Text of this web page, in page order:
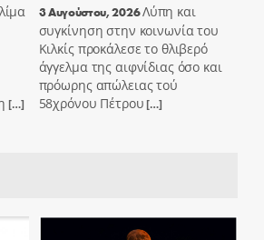
[…]
3 Αυγούστου, 2026Λύπη και
συγκίνηση στην κοινωνία του
Κιλκίς προκάλεσε το θλιβερό
άγγελμα της αιφνίδιας όσο και
πρόωρης απώλειας τού
58χρόνου Πέτρου[…]